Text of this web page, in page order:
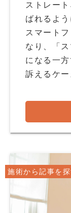
ストレー
ばれるよ
スマート
なり、「
になる一
訴えるケ
施術から記事を探